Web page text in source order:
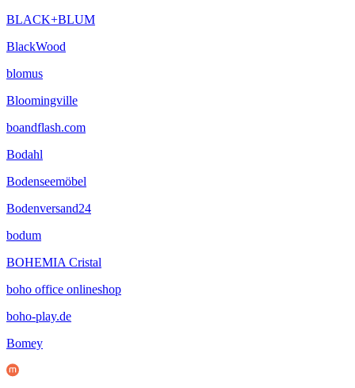
BLACK+BLUM
BlackWood
blomus
Bloomingville
boandflash.com
Bodahl
Bodenseemöbel
Bodenversand24
bodum
BOHEMIA Cristal
boho office onlineshop
boho-play.de
Bomey